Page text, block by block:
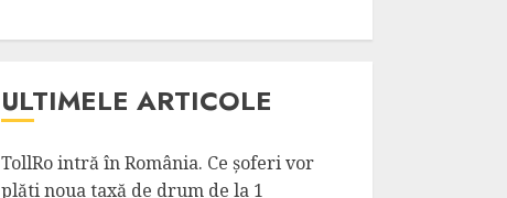
ULTIMELE ARTICOLE
TollRo intră în România. Ce șoferi vor
plăti noua taxă de drum de la 1